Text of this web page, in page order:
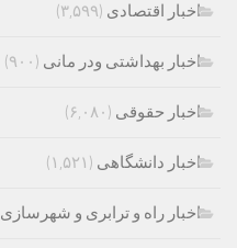
اخبار اقتصادی (۳,۵۹۹)
اخبار بهداشتی ودر مانی (۹۰۰)
اخبار حقوقی (۶,۰۸۰)
اخبار دانشگاهی (۱,۵۲۱)
اخبار راه و ترابری و شهرسازی